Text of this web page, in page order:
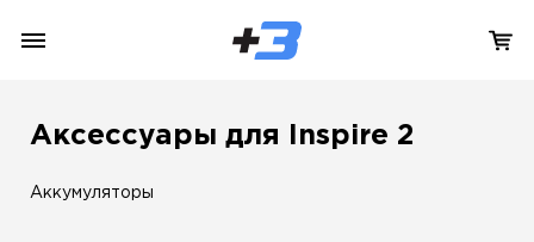
Аксессуары для Inspire 2
Аккумуляторы